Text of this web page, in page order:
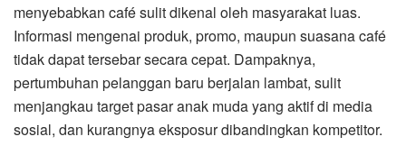
menyebabkan café sulit dikenal oleh masyarakat luas.
Informasi mengenai produk, promo, maupun suasana café
tidak dapat tersebar secara cepat. Dampaknya,
pertumbuhan pelanggan baru berjalan lambat, sulit
menjangkau target pasar anak muda yang aktif di media
sosial, dan kurangnya eksposur dibandingkan kompetitor.